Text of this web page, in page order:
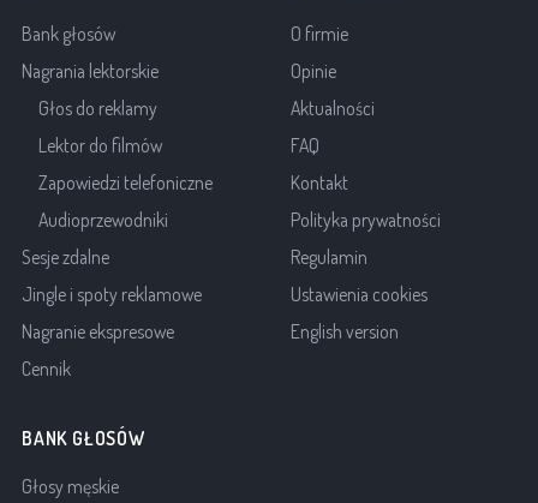
Bank głosów
Nagrania lektorskie
Głos do reklamy
Lektor do filmów
Zapowiedzi telefoniczne
Audioprzewodniki
Sesje zdalne
Jingle i spoty reklamowe
Nagranie ekspresowe
Cennik
O firmie
Opinie
Aktualności
FAQ
Kontakt
Polityka prywatności
Regulamin
Ustawienia cookies
English version
BANK GŁOSÓW
Głosy męskie